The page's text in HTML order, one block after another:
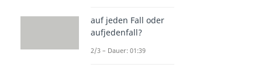
auf jeden Fall oder
aufjedenfall?
2/3 – Dauer: 01:39